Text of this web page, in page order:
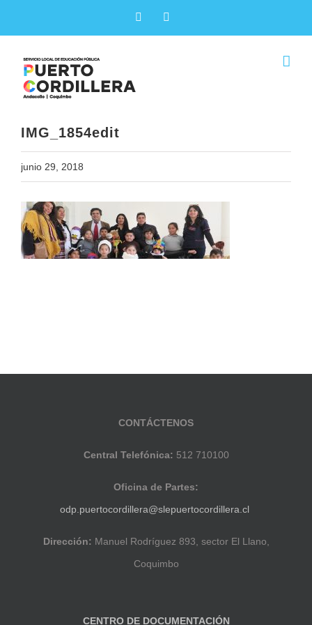
Facebook
IMG_1854edit
junio 29, 2018
CONTÁCTENOS
Central Telefónica: 512 710100
Oficina de Partes:
odp.puertocordillera@slepuertocordillera.cl
Dirección: Manuel Rodríguez 893, sector El Llano,
Coquimbo
CENTRO DE DOCUMENTACIÓN